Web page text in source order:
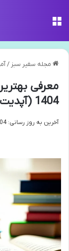
مجله سفیر سبز /
معرفی
1404 (آپدیت جدید)
آخرین به روز رسانی: 05/08/1404